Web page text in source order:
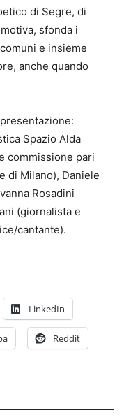
di Segre, di
sfonda i
e insieme
anche quando
Spazio Alda
commissione pari
di Milano), Daniele
Rosadini
(giornalista e
cantante).
LinkedIn
Reddit